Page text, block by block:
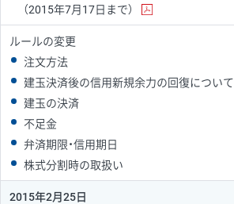
（2015年7月17日まで）
ルールの変更
注文方法
建玉決済後の信用新規余力の回復について
建玉の決済
不足金
弁済期限・信用期日
株式分割時の取扱い
2015年2月25日